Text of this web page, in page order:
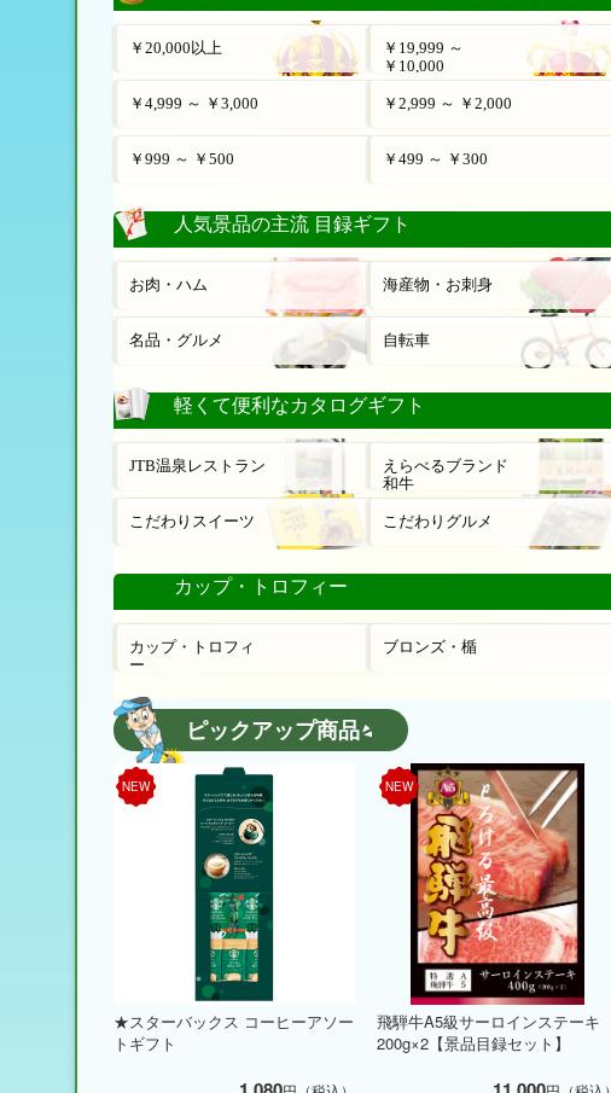
￥20,000以上
￥19,999 ～
￥10,000
￥4,999 ～ ￥3,000 ￥2,999 ～ ￥2,000
￥999 ～ ￥500 ￥499 ～ ￥300
人気景品の主流 目録ギフト
お肉・ハム 海産物・お刺身
名品・グルメ 自転車
軽くて便利なカタログギフト
JTB温泉レストラン
えらべるブランド
和牛
こだわりスイーツ こだわりグルメ
カップ・トロフィー
カップ・トロフィ
ー
ブロンズ・楯
ピックアップ商品
NEW
★スターバックス コーヒーアソー
トギフト
NEW
飛騨牛A5級サーロインステーキ
200g×2【景品目録セット】